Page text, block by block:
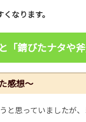
なります。
「錆びたナタや斧
感想～
と思っていましたが